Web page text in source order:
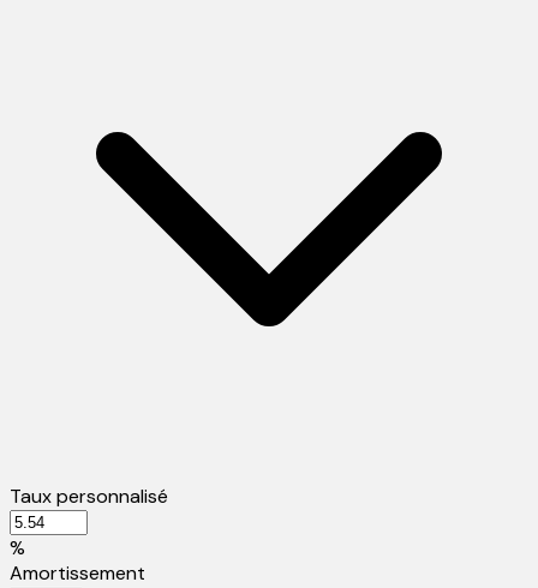
Taux personnalisé
%
Amortissement